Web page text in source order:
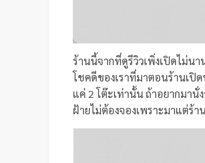
ร้านนี้จากที่ดูรีวิวเพิ่งเปิดไม่น
โชคดีของเราที่มาตอนร้านเปิ